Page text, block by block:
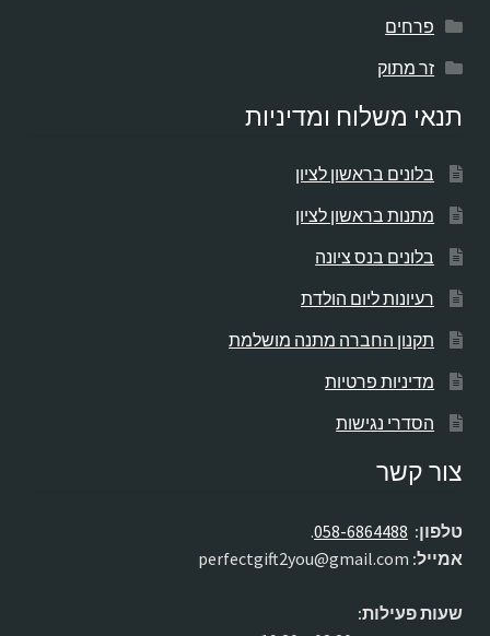
פרחים
זר מתוק
תנאי משלוח ומדיניות
בלונים בראשון לציון
מתנות בראשון לציון
בלונים בנס ציונה
רעיונות ליום הולדת
תקנון החברה מתנה מושלמת
מדיניות פרטיות
הסדרי נגישות
צור קשר
טלפון: 058-6864488
.
אמייל:
שעות פעילות: